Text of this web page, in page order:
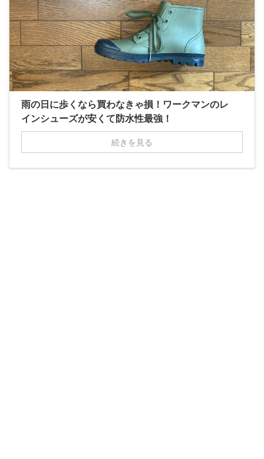
雨の日に歩くなら買わなきゃ損！ワークマンのレ
インシューズが安くて防水性最強！
続きを見る